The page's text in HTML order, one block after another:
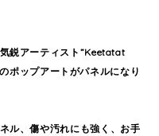
鋭アーティスト”Keetatat
ポップアートがパネルになり
ル、傷や汚れにも強く、お手